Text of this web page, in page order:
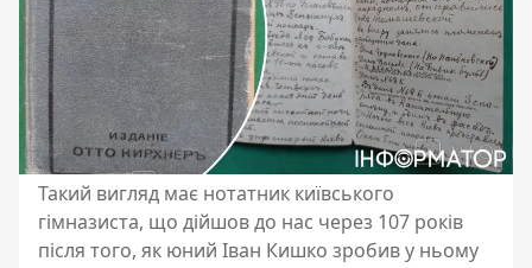
Такий вигляд має нотатник київського
гімназиста, що дійшов до нас через 107 років
після того, як юний Іван Кишко зробив у ньому